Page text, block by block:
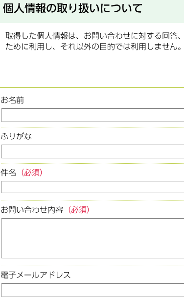
個人情報の取り扱いについて
取得した個人情報は、お問い合わせに対する回答
ために利用し、それ以外の目的では利用しません。
お名前
ふりがな
件名 （必須）
お問い合わせ内容 （必須）
電子メールアドレス